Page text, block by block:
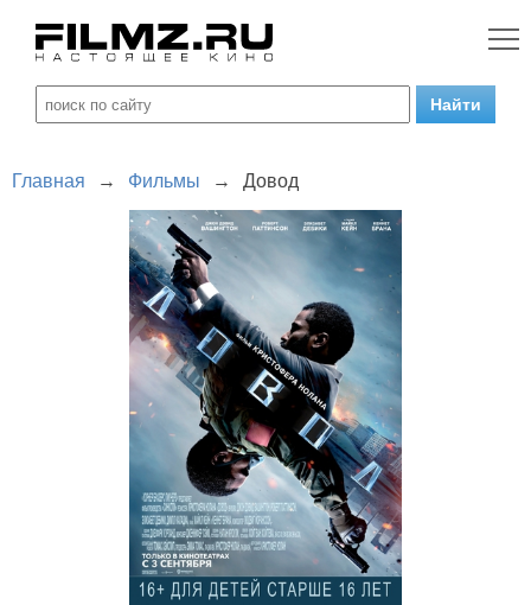
Главная → Фильмы → Довод